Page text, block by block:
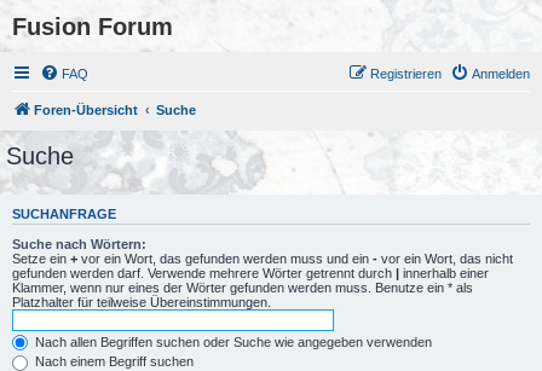
Fusion Forum
FAQ Anmelden
Registrieren
Foren-Übersicht Suche
Suche
SUCHANFRAGE
Suche nach Wörtern:
Setze ein + vor ein Wort, das gefunden werden muss und ein - vor ein Wort, das nicht
gefunden werden darf. Verwende mehrere Wörter getrennt durch | innerhalb einer
Klammer, wenn nur eines der Wörter gefunden werden muss. Benutze ein * als
Platzhalter für teilweise Übereinstimmungen.
Nach allen Begriffen suchen oder Suche wie angegeben verwenden
Nach einem Begriff suchen